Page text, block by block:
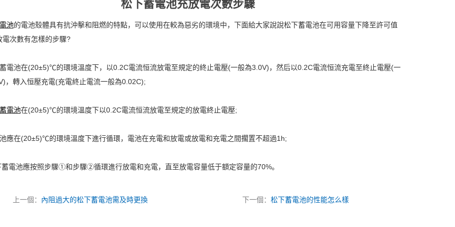
松下蓄電池充放電次數步驟
池的電池殼體具有抗沖擊和阻燃的特點，可以使用在較為惡劣的環境中，下面給大家說說松下蓄電池在可用容量下降至許可值
電次數有怎樣的步驟?
電池在(20±5)℃的環境溫度下，以0.2C電流恒流放電至規定的終止電壓(一般為3.0V)，然后以0.2C電流恒流充電至終止電壓(一
，轉入恒壓充電(充電終止電流一般為0.02C);
電池在(20±5)℃的環境溫度下以0.2C電流恒流放電至規定的放電終止電壓;
應在(20±5)℃的環境溫度下進行循環，電池在充電和放電或放電和充電之間擱置不超過1h;
電池應按照步驟①和步驟②循環進行放電和充電，直至放電容量低于額定容量的70%。
上一個： 內阻過大的松下蓄電池需及時更換 下一個：松下蓄電池的性能怎么樣